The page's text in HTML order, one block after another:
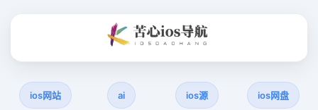
ios网站 ai ios源 ios网盘